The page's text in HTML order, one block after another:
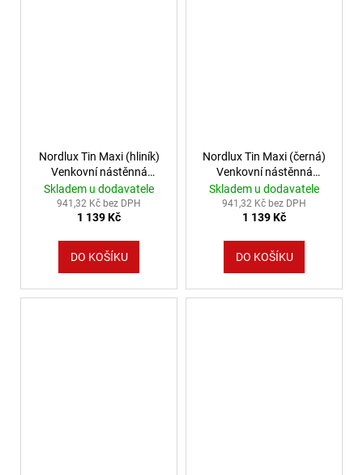
Nordlux Tin Maxi (hliník)
Venkovní nástěnná
svítidla kov, sklo IP54
21509929
Skladem u dodavatele
941,32 Kč bez DPH
1 139 Kč
DO KOŠÍKU
Nordlux Tin Maxi (černá)
Venkovní nástěnná
svítidla kov, sklo IP54
21509903
Skladem u dodavatele
941,32 Kč bez DPH
1 139 Kč
DO KOŠÍKU